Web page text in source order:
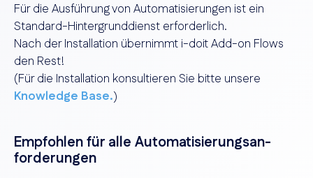
Für die Ausführung von Automatisierungen ist ein
Standard-Hintergrunddienst erforderlich.
Nach der Installation übernimmt i-doit Add-on Flows
den Rest!
(Für die Installation konsultieren Sie bitte unsere
Knowledge Base.)
Empfohlen für alle Automatisierungsan­
forderungen